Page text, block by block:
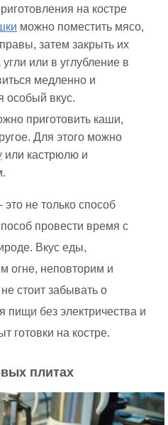
на костре
можно поместить мясо,
затем закрыть их
или в углубление в
медленно и
особый вкус.
приготовить каши,
Для этого можно
или кастрюлю и
не только способ
провести время с
Вкус еды,
огне, неповторим и
стоит забывать о
пищи без электричества и
готовки на костре.
плитах